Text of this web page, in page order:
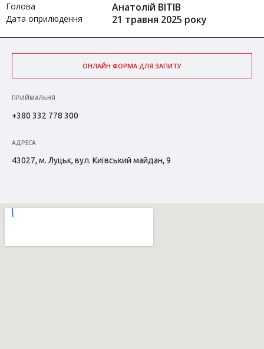
Голова Анатолій ВІТІВ
Дата оприлюдення 21 травня 2025 року
ОНЛАЙН ФОРМА ДЛЯ ЗАПИТУ
ПРИЙМАЛЬНЯ
+380 332 778 300
АДРЕСА
43027, м. Луцьк, вул. Київський майдан, 9